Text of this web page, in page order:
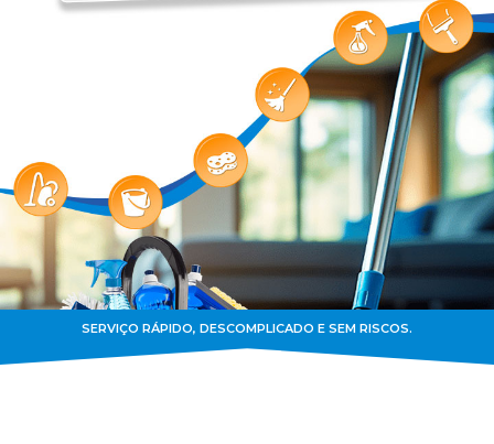
SERVIÇO RÁPIDO, DESCOMPLICADO E SEM RISCOS.